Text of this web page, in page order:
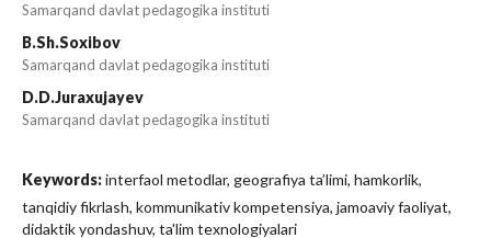
Samarqand davlat pedagogika instituti
B.Sh.Soxibov
Samarqand davlat pedagogika instituti
D.D.Juraxujayev
Samarqand davlat pedagogika instituti
Keywords:interfaol metodlar, geografiya ta’limi, hamkorlik,
tanqidiy fikrlash, kommunikativ kompetensiya, jamoaviy faoliyat,
didaktik yondashuv, ta'lim texnologiyalari